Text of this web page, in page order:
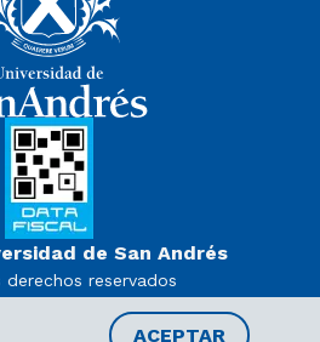
ACEPTAR
de San Andrés
derechos reservados
PEN 978/07